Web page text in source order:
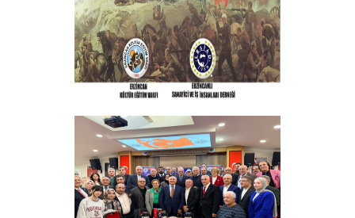
+
ERZINCAN VE TÜM SEHITLERI ANMA
PROGRAMI
+